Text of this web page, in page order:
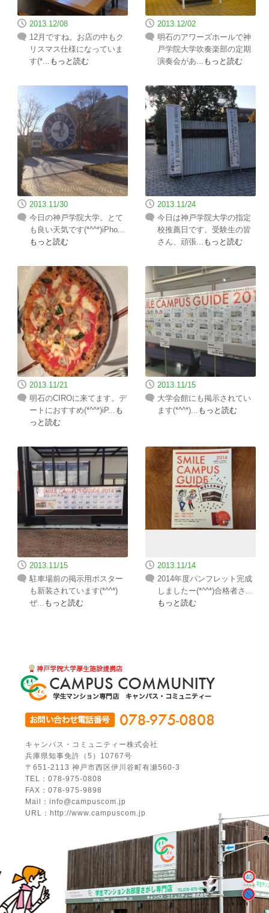
2013.12/08
12月ですね。お店の中もク
リスマス仕様になっていま
す(*... もっと読む
2013.12/02
明石のアワーズホールで神
戸学院大学吹奏楽部の定期
演奏会があ... もっと読む
2013.11/30
今日の神戸学院大学。とて
も良い天気です(*^^*)iPho...
もっと読む
2013.11/24
今日は神戸学院大学の指定
校推薦日です。受験生の皆
さん、頑張... もっと読む
2013.11/21
明石のCIROに来てます。デ
ートにおすすめ(*^^*)iP... も
っと読む
2013.11/15
大学会館にも掲示されてい
ます(*^^*)... もっと読む
2013.11/15
駐車場前の掲示用ポスター
も新装されています(*^^*)
ぜ... もっと読む
2013.11/14
2014年度パンフレット完成
しましたー(*^^*)合格者さ...
もっと読む
キャンパス・コミュニティー株式会社
兵庫県知事免許（5）10767号
〒651-2113 神戸市西区伊川谷町有瀬560-3
TEL：078-975-0808
FAX：078-975-9898
Mail：info@campuscom.jp
URL：http://www.campuscom.jp